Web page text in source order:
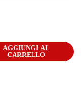
AGGIUNGI AL
CARRELLO